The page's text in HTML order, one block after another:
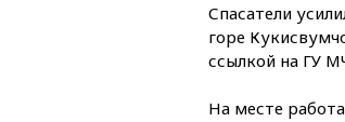
Спасатели
горе
ссылкой на ГУ
На месте